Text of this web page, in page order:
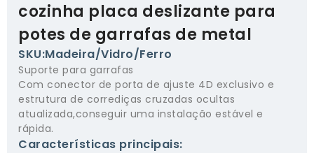
cozinha placa deslizante para
potes de garrafas de metal
SKU:Madeira/Vidro/Ferro
Suporte para garrafas
Com conector de porta de ajuste 4D exclusivo e
estrutura de corrediças cruzadas ocultas
atualizada,conseguir uma instalação estável e
rápida.
Características principais: